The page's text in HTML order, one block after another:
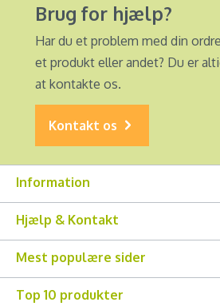
Brug for hjælp?
Har du et problem med din
et produkt eller andet? Du er
at kontakte os.
Kontakt os
Information
Hjælp & Kontakt
Mest populære sider
Top 10 produkter